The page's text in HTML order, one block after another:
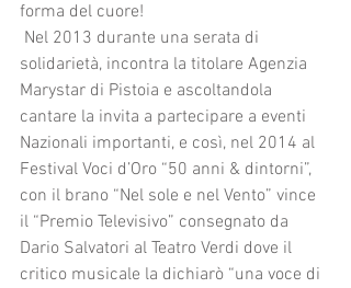
forma del cuore!
solidarietà, incontra la titolare Agenzia
Marystar di Pistoia e ascoltandola
cantare la invita a partecipare a eventi
Nazionali importanti, e così, nel 2014 al
Festival Voci d’Oro “50 anni & dintorni”,
con il brano “Nel sole e nel Vento” vince
il “Premio Televisivo” consegnato da
Dario Salvatori al Teatro Verdi dove il
critico musicale la dichiarò “una voce di